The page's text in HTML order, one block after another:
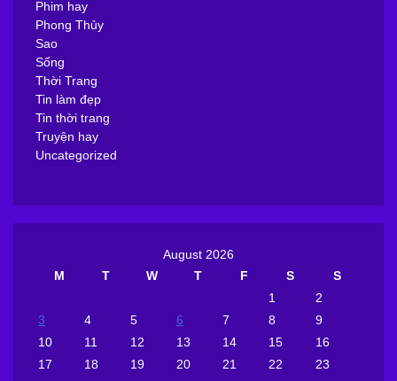
Phim hay
Phong Thủy
Sao
Sống
Thời Trang
Tin làm đẹp
Tin thời trang
Truyện hay
Uncategorized
August 2026
M
T W T F S
S
1
2
3
4 5 6 7 8
9
10
11 12 13 14 15
16
17
18 19 20 21 22
23